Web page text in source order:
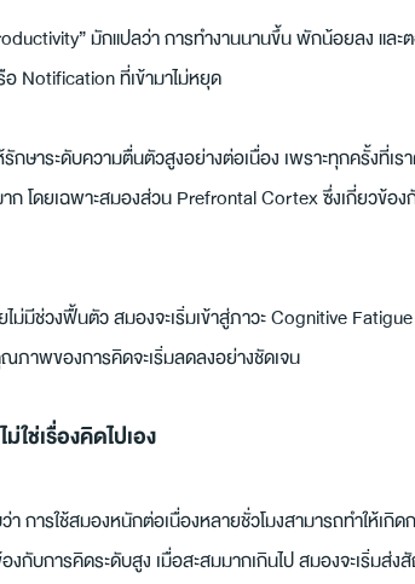
มักแปลว่า การทำงานนานขึ้น พักน้อยลง และ
อ Notification ที่เข้ามาไม่หยุด
กษาระดับความตื่นตัวสูงอย่างต่อเนื่อง เพราะทุกครั้งที่เ
ก โดยเฉพาะสมองส่วน Prefrontal Cortex ซึ่งเกี่ยวข้อง
ไม่มีช่วงฟื้นตัว สมองจะเริ่มเข้าสู่ภาวะ Cognitive
ภาพของการคิดจะเริ่มลดลงอย่างชัดเจน
ช่เรื่องคิดไปเอง
การใช้สมองหนักต่อเนื่องหลายชั่วโมงสามารถทำให้เกิด
งกับการคิดระดับสูง เมื่อสะสมมากเกินไป สมองจะเริ่ม